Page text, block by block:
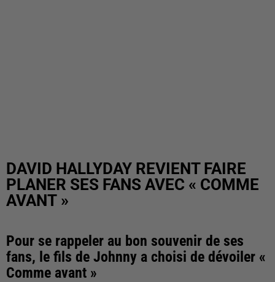
DAVID HALLYDAY REVIENT FAIRE
PLANER SES FANS AVEC « COMME
AVANT »
Pour se rappeler au bon souvenir de ses
fans, le fils de Johnny a choisi de dévoiler «
Comme avant »